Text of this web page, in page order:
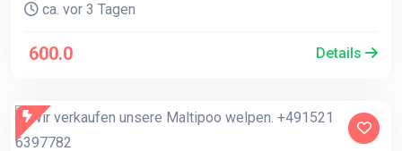
ca. vor 3 Tagen
600.0 Details